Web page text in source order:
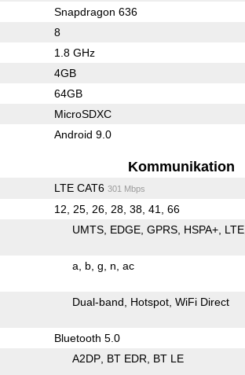
Snapdragon 636
8
1.8 GHz
4GB
64GB
MicroSDXC
Android 9.0
Kommunikation
LTE CAT6 301 Mbps
12, 25, 26, 28, 38, 41, 66
UMTS EDGE GPRS HSPA+ LTE
a b g n ac
Dual-band Hotspot WiFi Direct
Bluetooth 5.0
A2DP BT EDR BT LE